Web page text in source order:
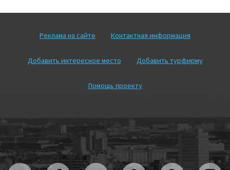
Реклама на сайте Контактная информация
Добавить интересное место Добавить турфирму
Помощь проекту